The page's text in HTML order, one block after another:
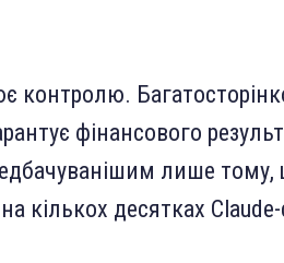
контролю.
фінансового
лише тому,
кількох десятках